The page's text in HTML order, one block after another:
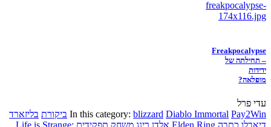
Freakpocalypse
– תחילתה של
ידידות
מופלאה?
עדי פרל
In this category: blizzard Diablo Immortal Pay2Win ביקורת בליזארד